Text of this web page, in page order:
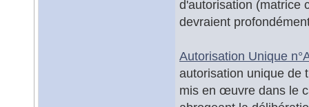
d'autorisation (matrice
devraient
Autorisation Unique
autorisation unique de
mis en œuvre dans le